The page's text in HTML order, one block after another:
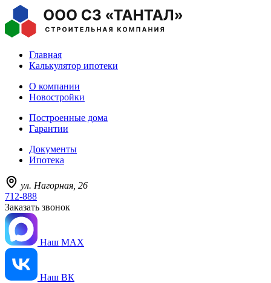
Главная
Калькулятор ипотеки
О компании
Новостройки
Построенные дома
Гарантии
Документы
Ипотека
ул. Нагорная, 26
712-888
Заказать звонок
Наш MAX
Наш ВК